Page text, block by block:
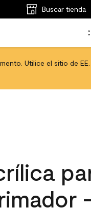
Buscar tienda
Utilice el sitio de EE.